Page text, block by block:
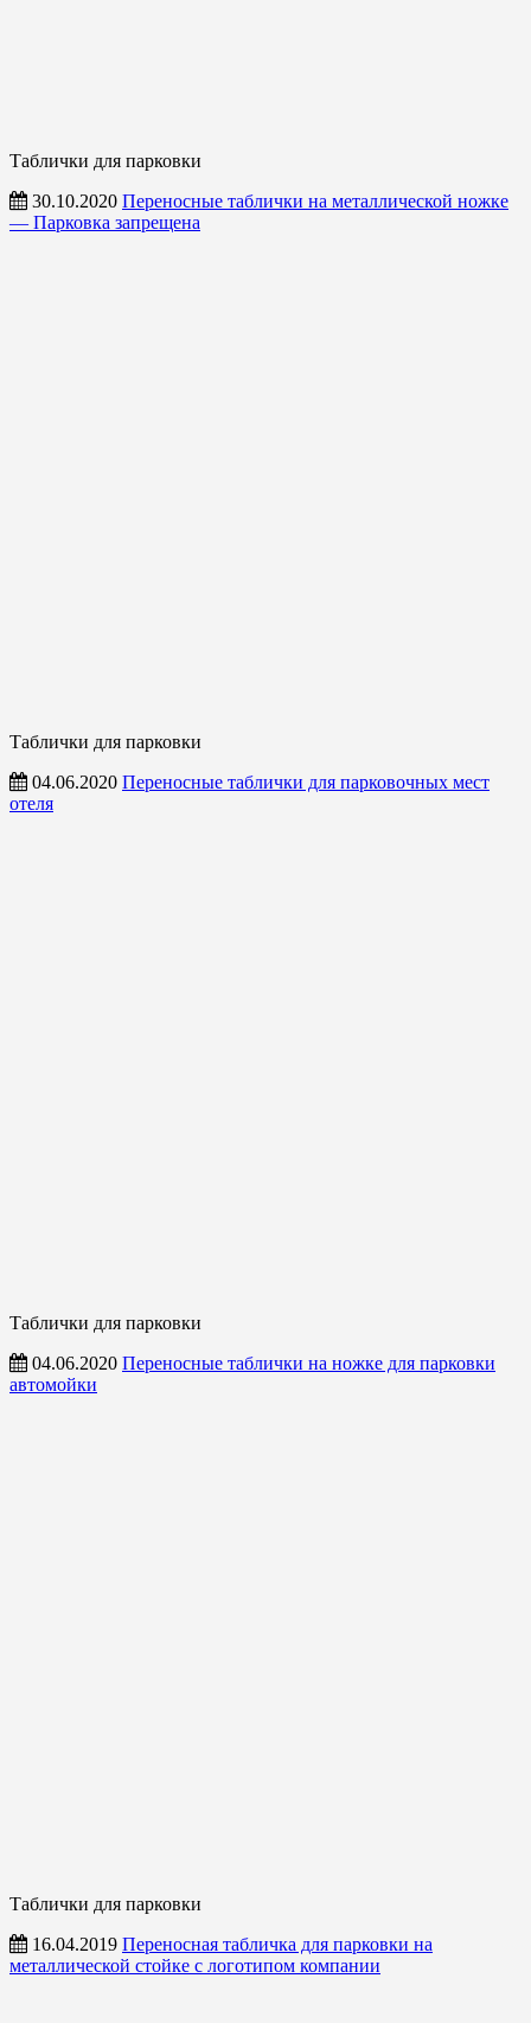
Таблички для парковки
30.10.2020 Переносные таблички на металлической ножке
— Парковка запрещена
Таблички для парковки
04.06.2020 Переносные таблички для парковочных мест
отеля
Таблички для парковки
04.06.2020 Переносные таблички на ножке для парковки
автомойки
Таблички для парковки
16.04.2019 Переносная табличка для парковки на
металлической стойке с логотипом компании